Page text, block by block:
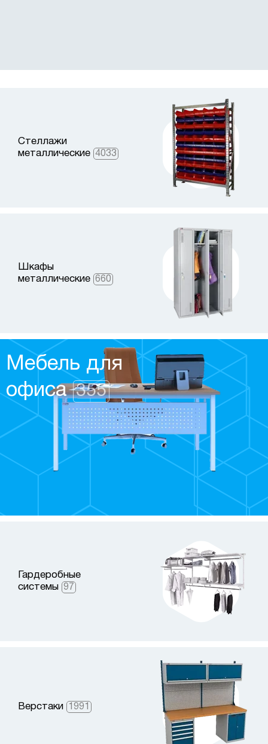
Стеллажи
металлические 4033
Шкафы
металлические 660
Мебель для
офиса355
Гардеробные
системы 97
Верстаки 1991